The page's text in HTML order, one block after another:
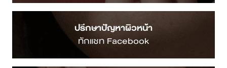
ปรึกษาปัญหาผิวหน้า
ทักแชท Facebook